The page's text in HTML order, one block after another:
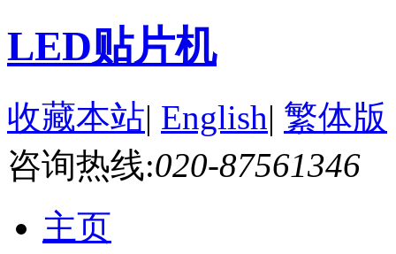
LED贴片机
收藏本站| English| 繁体版
咨询热线:020-87561346
主页